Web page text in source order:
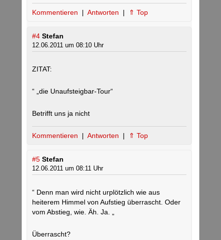
Kommentieren | Antworten | ⇑ Top
#4 Stefan
12.06.2011 um 08:10 Uhr
ZITAT:
“ „die Unaufsteigbar-Tour“
Betrifft uns ja nicht
Kommentieren | Antworten | ⇑ Top
#5 Stefan
12.06.2011 um 08:11 Uhr
“ Denn man wird nicht urplötzlich wie aus
heiterem Himmel von Aufstieg überrascht. Oder
vom Abstieg, wie. Äh. Ja. „
Überrascht?